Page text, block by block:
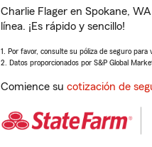
Charlie Flager en Spokane,
línea. ¡Es rápido y sencillo!
1. Por favor, consulte su póliza de seguro
2. Datos proporcionados por S&P Global
Comience su cotización de